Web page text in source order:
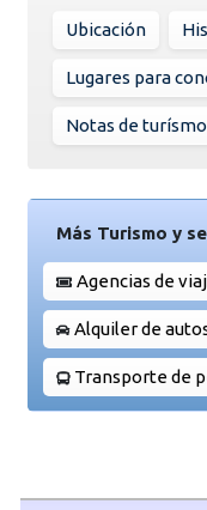
Ubicación
Lugares para
Notas de turísmo
Más Turismo y
Agencias de
Alquiler de
Transporte de